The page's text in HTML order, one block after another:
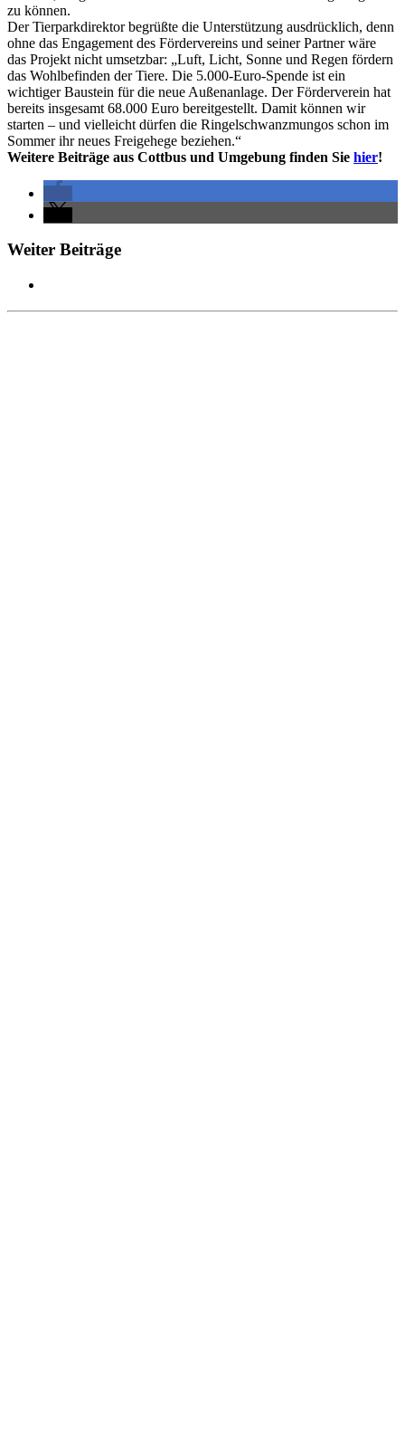
zu können.
Der Tierparkdirektor begrüßte die Unterstützung ausdrücklich, denn
ohne das Engagement des Fördervereins und seiner Partner wäre
das Projekt nicht umsetzbar: „Luft, Licht, Sonne und Regen fördern
das Wohlbefinden der Tiere. Die 5.000-Euro-Spende ist ein
wichtiger Baustein für die neue Außenanlage. Der Förderverein hat
bereits insgesamt 68.000 Euro bereitgestellt. Damit können wir
starten – und vielleicht dürfen die Ringelschwanzmungos schon im
Sommer ihr neues Freigehege beziehen.“
Weitere Beiträge aus Cottbus und Umgebung finden Sie hier!
Weiter Beiträge